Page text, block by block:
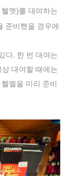
멧)를 대여하는
준비했을 경우에
다. 한 번 대여는
대여할 때에는
헬멜을 미리 준비